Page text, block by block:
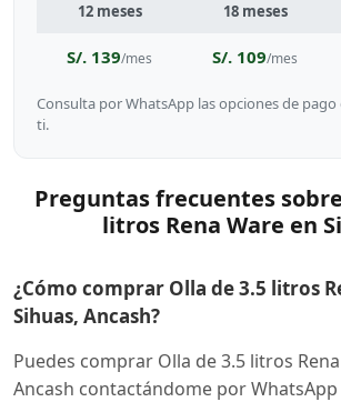
12 meses 18 meses
S/. 139/mes S/. 109/mes
Consulta por WhatsApp las opciones de
ti.
Preguntas frecuentes
litros Rena Ware en
¿Cómo comprar Olla de 3.5 litros
Sihuas, Ancash?
Puedes comprar Olla de 3.5 litros
Ancash contactándome por WhatsApp